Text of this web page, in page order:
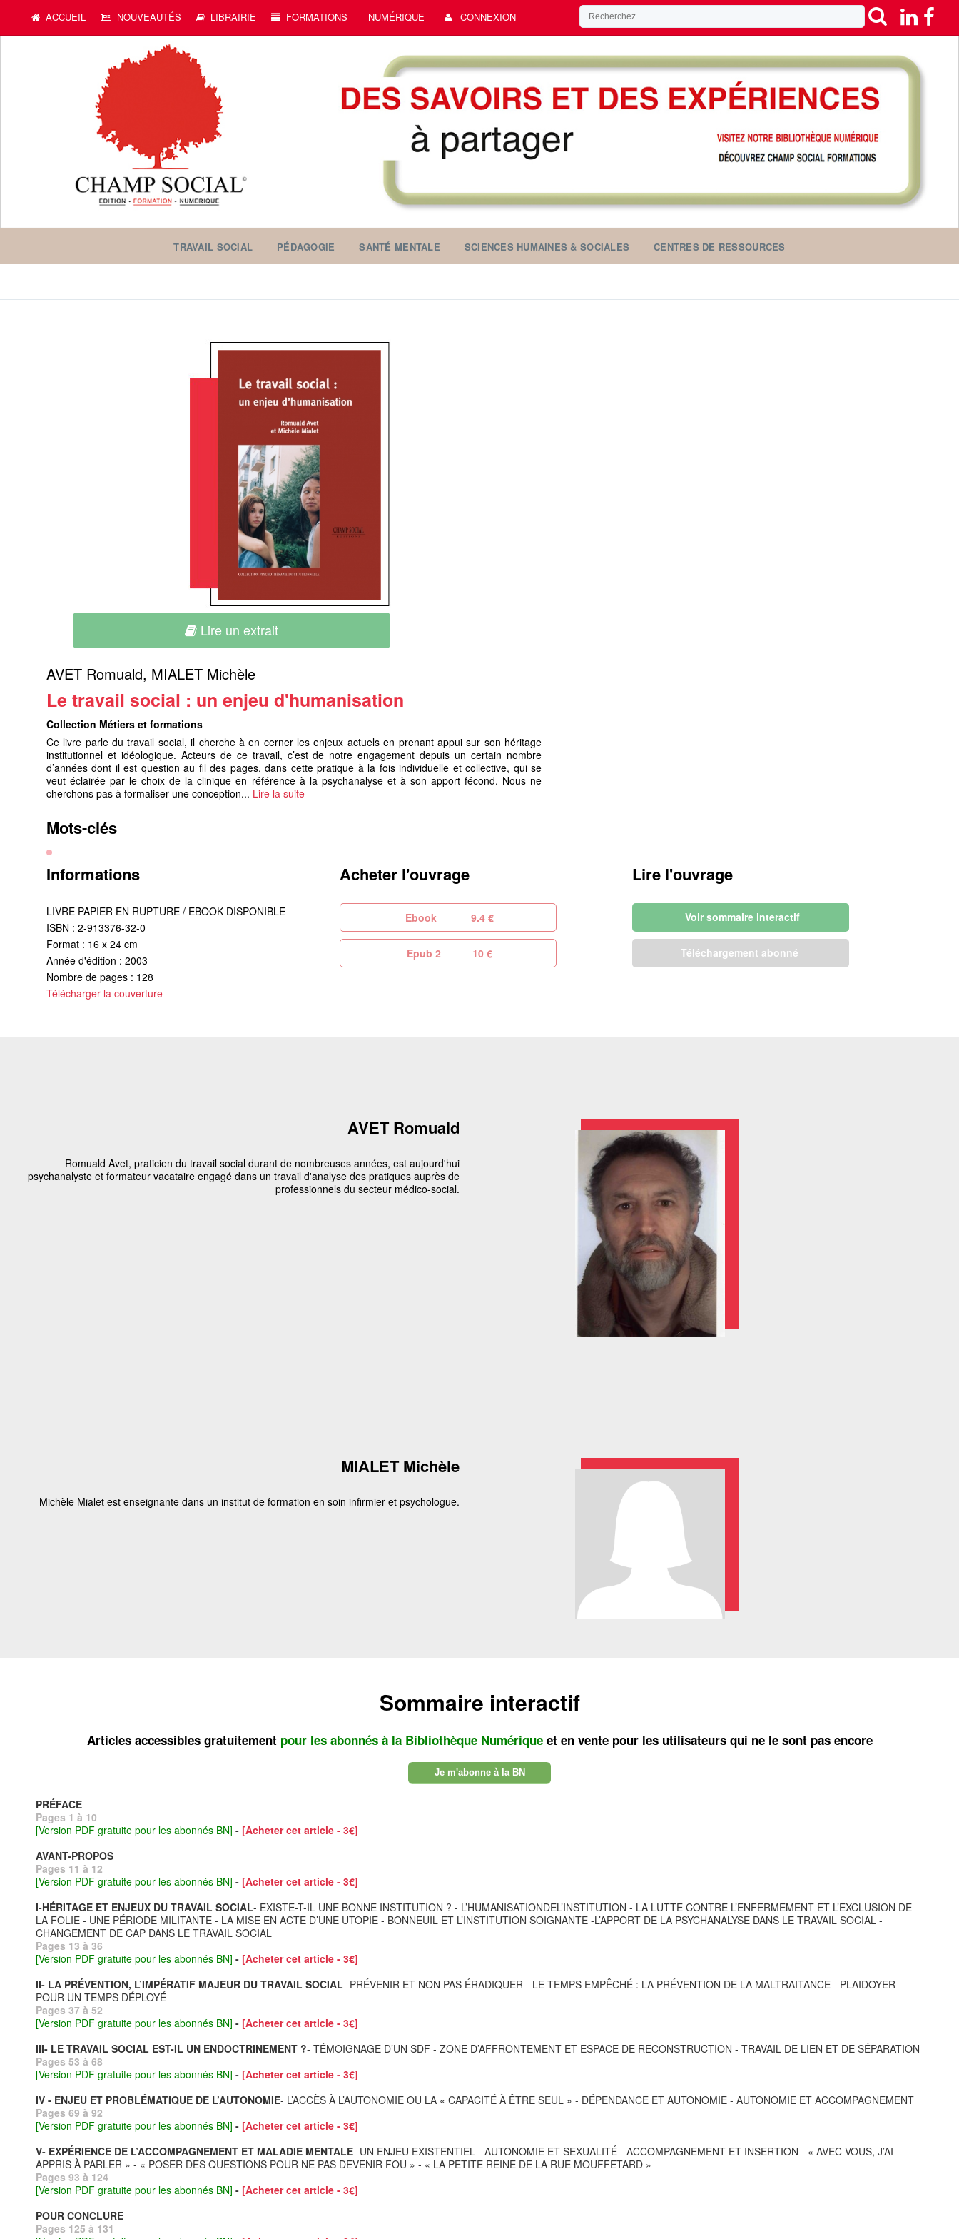
ACCUEIL NOUVEAUTÉS LIBRAIRIE FORMATIONS NUMÉRIQUE CONNEXION
TRAVAIL SOCIAL PÉDAGOGIE SANTÉ MENTALE SCIENCES HUMAINES & SOCIALES CENTRES DE RESSOURCES
Lire un extrait
AVET Romuald, MIALET Michèle
Le travail social : un enjeu d'humanisation
Collection Métiers et formations
Ce livre parle du travail social, il cherche à en cerner les enjeux actuels en prenant appui sur son héritage
institutionnel et idéologique. Acteurs de ce travail, c’est de notre engagement depuis un certain nombre
d’années dont il est question au fil des pages, dans cette pratique à la fois individuelle et collective, qui se
veut éclairée par le choix de la clinique en référence à la psychanalyse et à son apport fécond. Nous ne
cherchons pas à formaliser une conception... Lire la suite
Mots-clés
Informations
LIVRE PAPIER EN RUPTURE / EBOOK DISPONIBLE
ISBN : 2-913376-32-0
Format : 16 x 24 cm
Année d'édition : 2003
Nombre de pages : 128
Télécharger la couverture
Acheter l'ouvrage
Ebook 9.4 €
Epub 2 10 €
Lire l'ouvrage
Voir sommaire interactif
Téléchargement abonné
AVET Romuald
Romuald Avet, praticien du travail social durant de nombreuses années, est aujourd'hui
psychanalyste et formateur vacataire engagé dans un travail d'analyse des pratiques auprès de
professionnels du secteur médico-social.
MIALET Michèle
Michèle Mialet est enseignante dans un institut de formation en soin infirmier et psychologue.
Sommaire interactif
Articles accessibles gratuitement pour les abonnés à la Bibliothèque Numérique et en vente pour les utilisateurs qui ne le sont pas encore
Je m'abonne à la BN
PRÉFACE
Pages 1 à 10
[Version PDF gratuite pour les abonnés BN] - [Acheter cet article - 3€]
AVANT-PROPOS
Pages 11 à 12
[Version PDF gratuite pour les abonnés BN] - [Acheter cet article - 3€]
I-HÉRITAGE ET ENJEUX DU TRAVAIL SOCIAL- EXISTE-T-IL UNE BONNE INSTITUTION ? - L’HUMANISATIONDEL’INSTITUTION - LA LUTTE CONTRE L’ENFERMEMENT ET L’EXCLUSION DE
LA FOLIE - UNE PÉRIODE MILITANTE - LA MISE EN ACTE D’UNE UTOPIE - BONNEUIL ET L’INSTITUTION SOIGNANTE -L’APPORT DE LA PSYCHANALYSE DANS LE TRAVAIL SOCIAL -
CHANGEMENT DE CAP DANS LE TRAVAIL SOCIAL
Pages 13 à 36
[Version PDF gratuite pour les abonnés BN] - [Acheter cet article - 3€]
II- LA PRÉVENTION, L’IMPÉRATIF MAJEUR DU TRAVAIL SOCIAL- PRÉVENIR ET NON PAS ÉRADIQUER - LE TEMPS EMPÊCHÉ : LA PRÉVENTION DE LA MALTRAITANCE - PLAIDOYER
POUR UN TEMPS DÉPLOYÉ
Pages 37 à 52
[Version PDF gratuite pour les abonnés BN] - [Acheter cet article - 3€]
III- LE TRAVAIL SOCIAL EST-IL UN ENDOCTRINEMENT ?- TÉMOIGNAGE D’UN SDF - ZONE D’AFFRONTEMENT ET ESPACE DE RECONSTRUCTION - TRAVAIL DE LIEN ET DE SÉPARATION
Pages 53 à 68
[Version PDF gratuite pour les abonnés BN] - [Acheter cet article - 3€]
IV - ENJEU ET PROBLÉMATIQUE DE L’AUTONOMIE- L’ACCÈS À L’AUTONOMIE OU LA « CAPACITÉ À ÊTRE SEUL » - DÉPENDANCE ET AUTONOMIE - AUTONOMIE ET ACCOMPAGNEMENT
Pages 69 à 92
[Version PDF gratuite pour les abonnés BN] - [Acheter cet article - 3€]
V- EXPÉRIENCE DE L’ACCOMPAGNEMENT ET MALADIE MENTALE- UN ENJEU EXISTENTIEL - AUTONOMIE ET SEXUALITÉ - ACCOMPAGNEMENT ET INSERTION - « AVEC VOUS, J’AI
APPRIS À PARLER » - « POSER DES QUESTIONS POUR NE PAS DEVENIR FOU » - « LA PETITE REINE DE LA RUE MOUFFETARD »
Pages 93 à 124
[Version PDF gratuite pour les abonnés BN] - [Acheter cet article - 3€]
POUR CONCLURE
Pages 125 à 131